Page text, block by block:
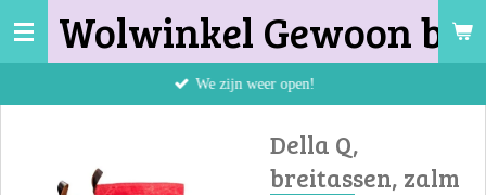
Ga
de
Wolwinkel Gewoon bij
We zijn weer open!
Della Q,
breitassen, zalm